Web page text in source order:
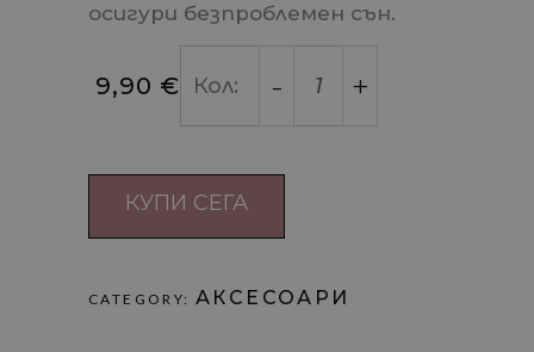
осигури безпроблемен сън.
9,90 € Кол: - +
CATEGORY: АКСЕСОАРИ